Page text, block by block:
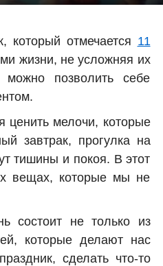
отмечается 11
жизни, не усложняя их
позволить себе
ценить мелочи, которые
завтрак, прогулка на
тишины и покоя. В этот
вещах, которые мы не
состоит не только из
которые делают нас
сделать что-то